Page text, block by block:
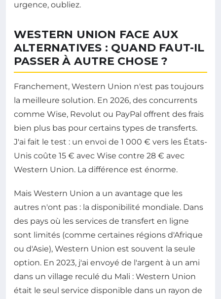
urgence, oubliez.
WESTERN UNION FACE AUX
ALTERNATIVES : QUAND FAUT-IL
PASSER À AUTRE CHOSE ?
Franchement, Western Union n'est pas toujours
la meilleure solution. En 2026, des concurrents
comme Wise, Revolut ou PayPal offrent des frais
bien plus bas pour certains types de transferts.
J'ai fait le test : un envoi de 1 000 € vers les États-
Unis coûte 15 € avec Wise contre 28 € avec
Western Union. La différence est énorme.
Mais Western Union a un avantage que les
autres n'ont pas : la disponibilité mondiale. Dans
des pays où les services de transfert en ligne
sont limités (comme certaines régions d'Afrique
ou d'Asie), Western Union est souvent la seule
option. En 2023, j'ai envoyé de l'argent à un ami
dans un village reculé du Mali : Western Union
était le seul service disponible dans un rayon de